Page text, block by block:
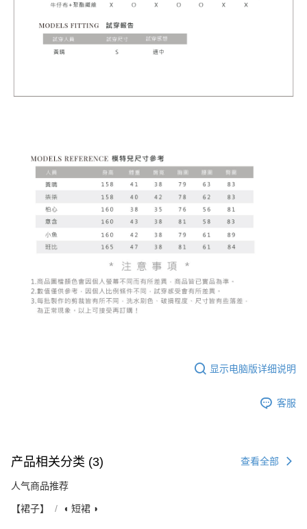
显示电脑版详细说明
客服
产品相关分类 (3) 查看全部
人气商品推荐
【裙子】 ◖ 短裙 ◗